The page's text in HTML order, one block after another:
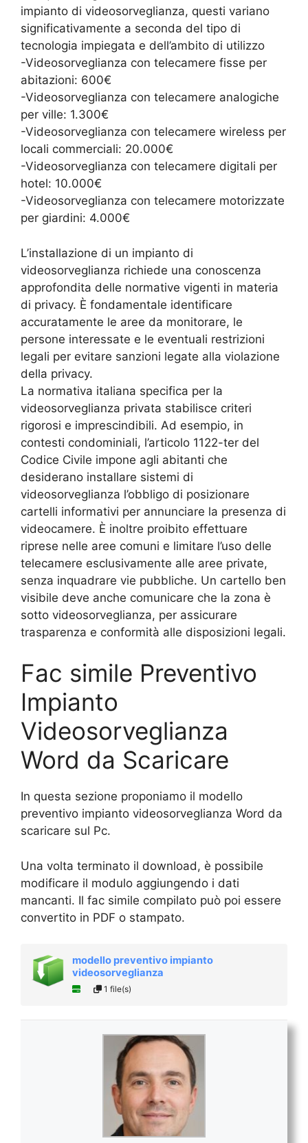
impianto di videosorveglianza, questi variano
significativamente a seconda del tipo di
tecnologia impiegata e dell’ambito di utilizzo
-Videosorveglianza con telecamere fisse per
abitazioni: 600€
-Videosorveglianza con telecamere analogiche
per ville: 1.300€
-Videosorveglianza con telecamere wireless per
locali commerciali: 20.000€
-Videosorveglianza con telecamere digitali per
hotel: 10.000€
-Videosorveglianza con telecamere motorizzate
per giardini: 4.000€
L’installazione di un impianto di
videosorveglianza richiede una conoscenza
approfondita delle normative vigenti in materia
di privacy. È fondamentale identificare
accuratamente le aree da monitorare, le
persone interessate e le eventuali restrizioni
legali per evitare sanzioni legate alla violazione
della privacy.
La normativa italiana specifica per la
videosorveglianza privata stabilisce criteri
rigorosi e imprescindibili. Ad esempio, in
contesti condominiali, l’articolo 1122-ter del
Codice Civile impone agli abitanti che
desiderano installare sistemi di
videosorveglianza l’obbligo di posizionare
cartelli informativi per annunciare la presenza di
videocamere. È inoltre proibito effettuare
riprese nelle aree comuni e limitare l’uso delle
telecamere esclusivamente alle aree private,
senza inquadrare vie pubbliche. Un cartello ben
visibile deve anche comunicare che la zona è
sotto videosorveglianza, per assicurare
trasparenza e conformità alle disposizioni legali.
Fac simile Preventivo
Impianto
Videosorveglianza
Word da Scaricare
In questa sezione proponiamo il modello
preventivo impianto videosorveglianza Word da
scaricare sul Pc.
Una volta terminato il download, è possibile
modificare il modulo aggiungendo i dati
mancanti. Il fac simile compilato può poi essere
convertito in PDF o stampato.
modello preventivo impianto
videosorveglianza
1 file(s)